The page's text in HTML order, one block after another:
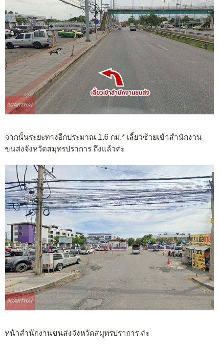
จากนั้นระยะทางอีกประมาณ 1.6 กม.* เลี้ยวซ้ายเข้าสำนักงาน
ขนส่งจังหวัดสมุทรปราการ ถึงแล้วค่ะ
หน้าสำนักงานขนส่งจังหวัดสมุทรปราการ ค่ะ